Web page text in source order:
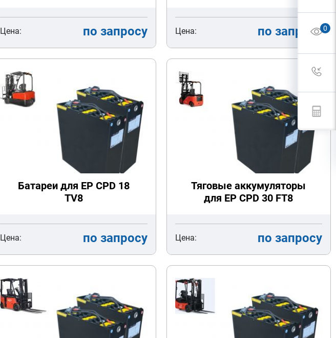
Цена: по запросу Цена: по запросу
Батареи для EP CPD 18
TV8
Цена: по запросу
Тяговые аккумуляторы
для EP CPD 30 FT8
Цена: по запросу
0